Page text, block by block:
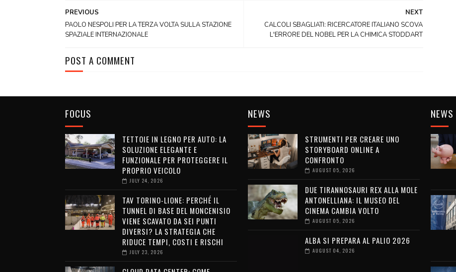
NEXT
CALCOLI SBAGLIATI: RICERCATORE ITALIANO SCOVA
L'ERRORE DEL NOBEL PER LA CHIMICA STODDART
PREVIOUS
PAOLO NESPOLI PER LA TERZA VOLTA SULLA STAZIONE
SPAZIALE INTERNAZIONALE
POST A COMMENT
FOCUS
TETTOIE IN LEGNO PER AUTO: LA
SOLUZIONE ELEGANTE E
FUNZIONALE PER PROTEGGERE IL
PROPRIO VEICOLO
JULY 24, 2026
TAV TORINO-LIONE: PERCHÉ IL
TUNNEL DI BASE DEL MONCENISIO
VIENE SCAVATO DA SEI PUNTI
DIVERSI? LA STRATEGIA CHE
RIDUCE TEMPI, COSTI E RISCHI
JULY 23, 2026
NEWS
STRUMENTI PER CREARE UNO
STORYBOARD ONLINE A
CONFRONTO
AUGUST 05, 2026
DUE TIRANNOSAURI REX ALLA MOLE
ANTONELLIANA: IL MUSEO DEL
CINEMA CAMBIA VOLTO
AUGUST 05, 2026
ALBA SI PREPARA AL PALIO 2026
AUGUST 04, 2026
NEWS